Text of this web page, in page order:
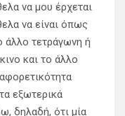
να μου έρχεται
να είναι όπως
άλλο τετράγωνη ή
και το άλλο
εξωτερικά
δηλαδή, ότι μία